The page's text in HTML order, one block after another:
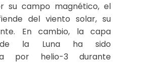
su campo magnético, el
del viento solar, su
En cambio, la capa
de la Luna ha sido
por helio-3 durante